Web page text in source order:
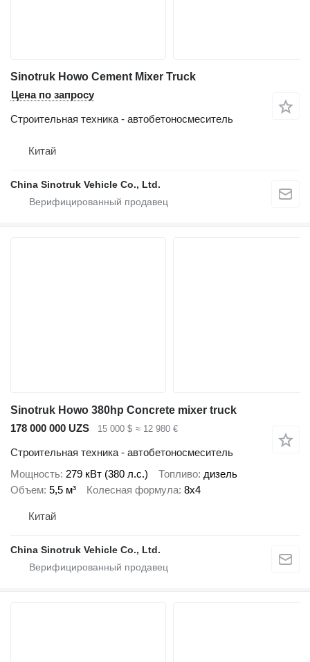
Sinotruk Howo Cement Mixer Truck
Цена по запросу
Строительная техника - автобетоносмеситель
Китай
China Sinotruk Vehicle Co., Ltd.
Sinotruk Howo 380hp Concrete mixer truck
178 000 000 UZS
15 000 $ ≈ 12 980 €
Строительная техника - автобетоносмеситель
Мощность 279 кВт (380 л.с.) Топливо дизель
Объем 5,5 м³ Колесная формула 8x4
Китай
China Sinotruk Vehicle Co., Ltd.